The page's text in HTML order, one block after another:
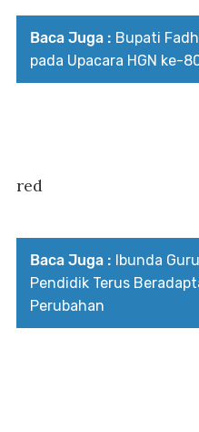
Baca Juga : Bupati
pada Upacara HGN ke-
red
Baca Juga : Ibunda
Pendidik Terus
Perubahan